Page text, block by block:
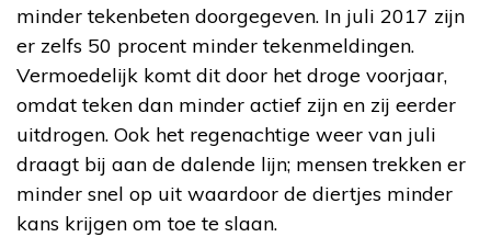
minder tekenbeten doorgegeven. In juli 2017 zijn
er zelfs 50 procent minder tekenmeldingen.
Vermoedelijk komt dit door het droge voorjaar,
omdat teken dan minder actief zijn en zij eerder
uitdrogen. Ook het regenachtige weer van juli
draagt bij aan de dalende lijn; mensen trekken er
minder snel op uit waardoor de diertjes minder
kans krijgen om toe te slaan.